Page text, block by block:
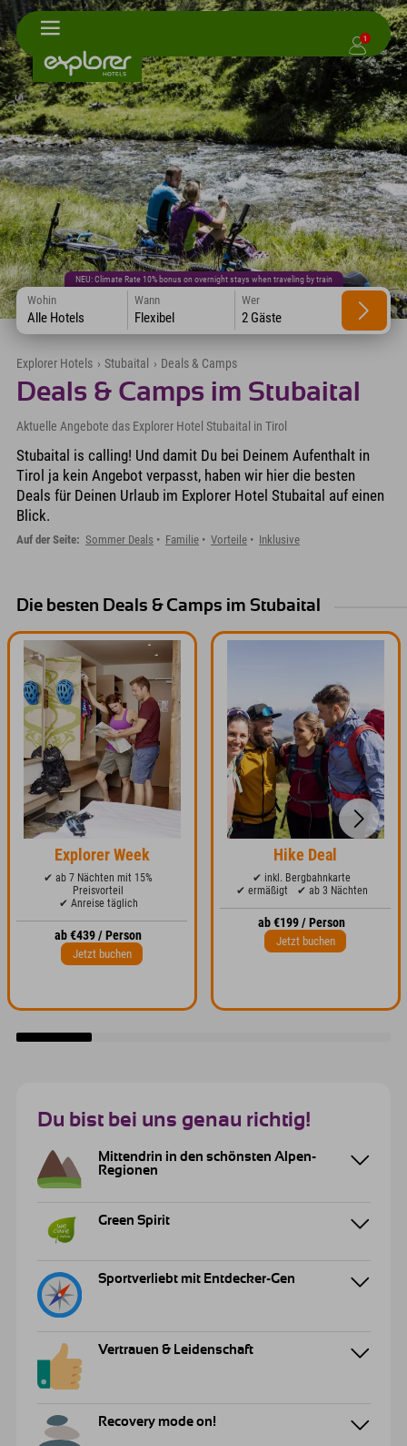
1
NEU: Climate Rate 10% bonus on overnight stays when traveling by train
Wohin
Alle Hotels
Wann
Flexibel
Wer
2 Gäste
Explorer Hotels › Stubaital › Deals & Camps
Deals & Camps im Stubaital
Aktuelle Angebote das Explorer Hotel Stubaital in Tirol
Stubaital is calling! Und damit Du bei Deinem Aufenthalt in
Tirol ja kein Angebot verpasst, haben wir hier die besten
Deals für Deinen Urlaub im Explorer Hotel Stubaital auf einen
Blick.
Auf der Seite: Sommer Deals Familie Vorteile Inklusive
Die besten Deals & Camps im Stubaital
Explorer Week
✔ ab 7 Nächten mit 15%
Preisvorteil
✔ Anreise täglich
ab €439 / Person
Jetzt buchen
Hike Deal
✔ inkl. Bergbahnkarte
✔ ermäßigt
✔ ab 3 Nächten
ab €199 / Person
Jetzt buchen
Du bist bei uns genau richtig!
Mittendrin in den schönsten Alpen-
Regionen
Green Spirit
Sportverliebt mit Entdecker-Gen
Vertrauen & Leidenschaft
Recovery mode on!